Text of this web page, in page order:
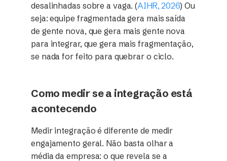
desalinhadas sobre a vaga. (AIHR, 2026) Ou
seja: equipe fragmentada gera mais saída
de gente nova, que gera mais gente nova
para integrar, que gera mais fragmentação,
se nada for feito para quebrar o ciclo.
Como medir se a integração está
acontecendo
Medir integração é diferente de medir
engajamento geral. Não basta olhar a
média da empresa: o que revela se a